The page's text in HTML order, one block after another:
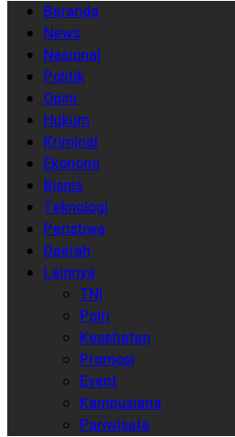
Beranda
News
Nasional
Politik
Opini
Hukum
Kriminal
Ekonomi
Bisnis
Teknologi
Peristiwa
Daerah
Lainnya
TNI
Polri
Kesehatan
Promosi
Event
Kampusiana
Pariwisata